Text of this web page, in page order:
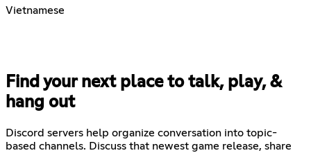
Vietnamese
Find your next place to talk, play, &
hang out
Discord servers help organize conversation into topic-
based channels. Discuss that newest game release, share